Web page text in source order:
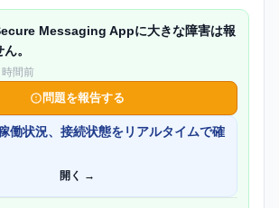
Messaging Appに大きな障害は報
。
間前
問題を報告する
働状況、接続状態をリアルタイムで確
開く →